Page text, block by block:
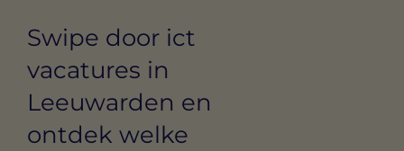
Swipe door ict
vacatures in
Leeuwarden en
ontdek welke